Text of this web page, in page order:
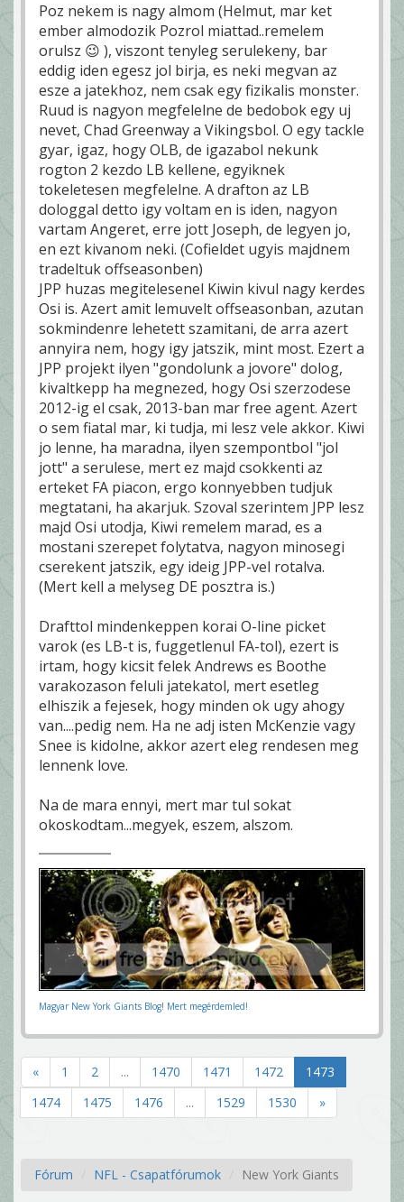
Poz nekem is nagy almom (Helmut, mar ket
ember almodozik Pozrol miattad..remelem
orulsz 😉 ), viszont tenyleg serulekeny, bar
eddig iden egesz jol birja, es neki megvan az
esze a jatekhoz, nem csak egy fizikalis monster.
Ruud is nagyon megfelelne de bedobok egy uj
nevet, Chad Greenway a Vikingsbol. O egy tackle
gyar, igaz, hogy OLB, de igazabol nekunk
rogton 2 kezdo LB kellene, egyiknek
tokeletesen megfelelne. A drafton az LB
dologgal detto igy voltam en is iden, nagyon
vartam Angeret, erre jott Joseph, de legyen jo,
en ezt kivanom neki. (Cofieldet ugyis majdnem
tradeltuk offseasonben)
JPP huzas megitelesenel Kiwin kivul nagy kerdes
Osi is. Azert amit lemuvelt offseasonban, azutan
sokmindenre lehetett szamitani, de arra azert
annyira nem, hogy igy jatszik, mint most. Ezert a
JPP projekt ilyen "gondolunk a jovore" dolog,
kivaltkepp ha megnezed, hogy Osi szerzodese
2012-ig el csak, 2013-ban mar free agent. Azert
o sem fiatal mar, ki tudja, mi lesz vele akkor. Kiwi
jo lenne, ha maradna, ilyen szempontbol "jol
jott" a serulese, mert ez majd csokkenti az
erteket FA piacon, ergo konnyebben tudjuk
megtatani, ha akarjuk. Szoval szerintem JPP lesz
majd Osi utodja, Kiwi remelem marad, es a
mostani szerepet folytatva, nagyon minosegi
cserekent jatszik, egy ideig JPP-vel rotalva.
(Mert kell a melyseg DE posztra is.)
Drafttol mindenkeppen korai O-line picket
varok (es LB-t is, fuggetlenul FA-tol), ezert is
irtam, hogy kicsit felek Andrews es Boothe
varakozason feluli jatekatol, mert esetleg
elhiszik a fejesek, hogy minden ok ugy ahogy
van....pedig nem. Ha ne adj isten McKenzie vagy
Snee is kidolne, akkor azert eleg rendesen meg
lennenk love.
Na de mara ennyi, mert mar tul sokat
okoskodtam...megyek, eszem, alszom.
Magyar New York Giants Blog! Mert megérdemled!
« 1 2 ... 1470 1471 1472
1473
1474
1475 1476 ... 1529 1530 »
Fórum NFL - Csapatfórumok New York Giants